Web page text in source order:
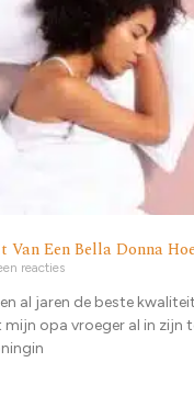
Een Bella Donna
reacties
al jaren de beste
opa vroeger al in zijn